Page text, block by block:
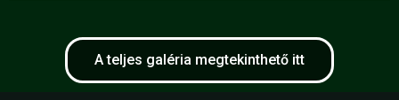
A teljes galéria megtekinthető itt